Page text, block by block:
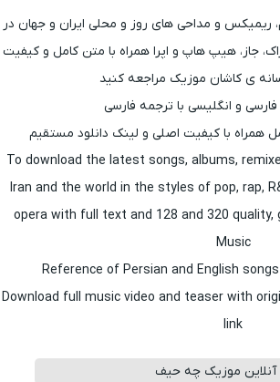
ریمیکس و مداحی های روز و محلی ایران و جهان در
جاز، هیپ هاپ و اپرا همراه با متن کامل و کیفیت
و انگلیسی با ترجمه فارسی
همراه با کیفیت اصلی و لینک دانلود مستقیم
To download the latest songs, albums,
Iran and the world in the styles of pop, rap,
opera with full text and 128 and 320
Music
Reference of Persian and English
Download full music video and teaser with
link
موزیک چه حیف